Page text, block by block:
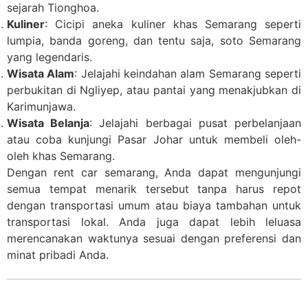
sejarah Tionghoa.
Kuliner: Cicipi aneka kuliner khas Semarang seperti
lumpia, banda goreng, dan tentu saja, soto Semarang
yang legendaris.
Wisata Alam: Jelajahi keindahan alam Semarang seperti
perbukitan di Ngliyep, atau pantai yang menakjubkan di
Karimunjawa.
Wisata Belanja: Jelajahi berbagai pusat perbelanjaan
atau coba kunjungi Pasar Johar untuk membeli oleh-
oleh khas Semarang.
Dengan rent car semarang, Anda dapat mengunjungi
semua tempat menarik tersebut tanpa harus repot
dengan transportasi umum atau biaya tambahan untuk
transportasi lokal. Anda juga dapat lebih leluasa
merencanakan waktunya sesuai dengan preferensi dan
minat pribadi Anda.